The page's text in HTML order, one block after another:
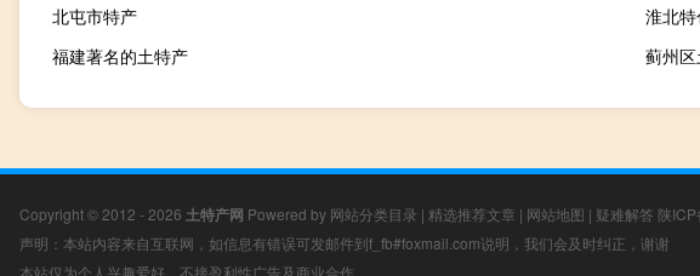
北屯市特产
淮北
福建著名的土特产
蓟州
Copyright © 2012 - 2026 土特产网 Powered by 网站分类目录 | 精选推荐文章 | 网站地图 | 疑难解答 陕
声明：本站内容来自互联网，如信息有错误可发邮件到f_fb#foxmail.com说明，我们会及时纠正，谢谢
本站仅为个人兴趣爱好，不接盈利性广告及商业合作